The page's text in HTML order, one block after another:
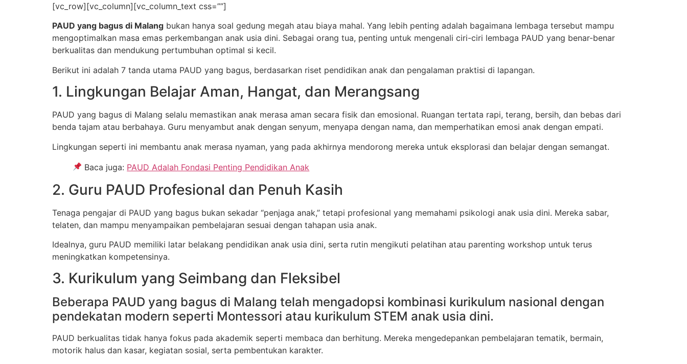
[vc_row][vc_column][vc_column_text css=””]
PAUD yang bagus di Malang bukan hanya soal gedung megah atau biaya mahal. Yang lebih penting adalah bagaimana lembaga tersebut mampu
mengoptimalkan masa emas perkembangan anak usia dini. Sebagai orang tua, penting untuk mengenali ciri-ciri lembaga PAUD yang benar-benar
berkualitas dan mendukung pertumbuhan optimal si kecil.
Berikut ini adalah 7 tanda utama PAUD yang bagus, berdasarkan riset pendidikan anak dan pengalaman praktisi di lapangan.
1. Lingkungan Belajar Aman, Hangat, dan Merangsang
PAUD yang bagus di Malang selalu memastikan anak merasa aman secara fisik dan emosional. Ruangan tertata rapi, terang, bersih, dan bebas dari
benda tajam atau berbahaya. Guru menyambut anak dengan senyum, menyapa dengan nama, dan memperhatikan emosi anak dengan empati.
Lingkungan seperti ini membantu anak merasa nyaman, yang pada akhirnya mendorong mereka untuk eksplorasi dan belajar dengan semangat.
Baca juga: PAUD Adalah Fondasi Penting Pendidikan Anak
2. Guru PAUD Profesional dan Penuh Kasih
Tenaga pengajar di PAUD yang bagus bukan sekadar “penjaga anak,” tetapi profesional yang memahami psikologi anak usia dini. Mereka sabar,
telaten, dan mampu menyampaikan pembelajaran sesuai dengan tahapan usia anak.
Idealnya, guru PAUD memiliki latar belakang pendidikan anak usia dini, serta rutin mengikuti pelatihan atau parenting workshop untuk terus
meningkatkan kompetensinya.
3. Kurikulum yang Seimbang dan Fleksibel
Beberapa PAUD yang bagus di Malang telah mengadopsi kombinasi kurikulum nasional dengan
pendekatan modern seperti Montessori atau kurikulum STEM anak usia dini.
PAUD berkualitas tidak hanya fokus pada akademik seperti membaca dan berhitung. Mereka mengedepankan pembelajaran tematik, bermain,
motorik halus dan kasar, kegiatan sosial, serta pembentukan karakter.